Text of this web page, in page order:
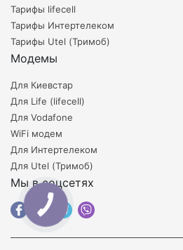
Тарифы lifecell
Тарифы Интертелеком
Тарифы Utel (Тримоб)
Модемы
Для Киевстар
Для Life (lifecell)
Для Vodafone
WiFi модем
Для Интертелеком
Для Utel (Тримоб)
Мы в соцсетях